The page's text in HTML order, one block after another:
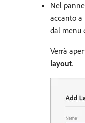
Nel
accanto a
dal menu
Verrà
layout.